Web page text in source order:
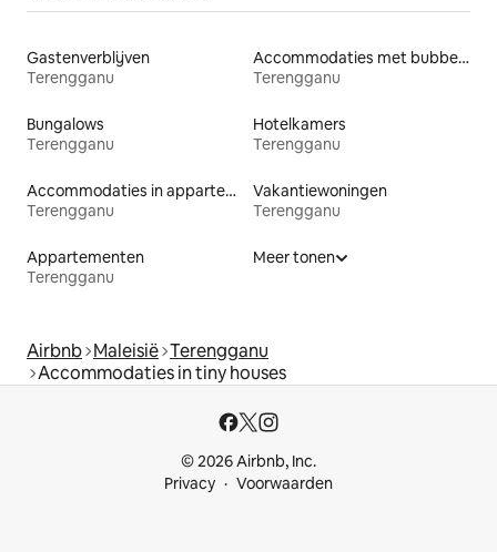
Gastenverblijven
Terengganu
Accommodaties met bubbelbad
Terengganu
Bungalows
Terengganu
Hotelkamers
Terengganu
Accommodaties in appartementen met diensten
Terengganu
Vakantiewoningen
Terengganu
Appartementen
Terengganu
Meer tonen
Airbnb Maleisië Terengganu
Accommodaties in tiny houses
© 2026 Airbnb, Inc.
Privacy
Voorwaarden